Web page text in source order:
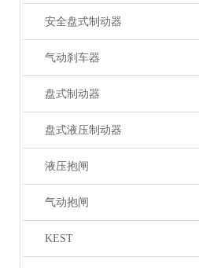
安全盘式制动器
气动刹车器
盘式制动器
盘式液压制动器
液压抱闸
气动抱闸
KEST